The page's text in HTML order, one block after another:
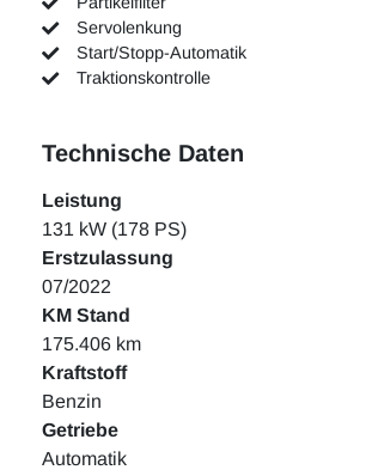
Servolenkung
Start/Stopp-Automatik
Traktionskontrolle
Technische Daten
Leistung
131 kW (178 PS)
Erstzulassung
07/2022
KM Stand
175.406 km
Kraftstoff
Benzin
Getriebe
Automatik